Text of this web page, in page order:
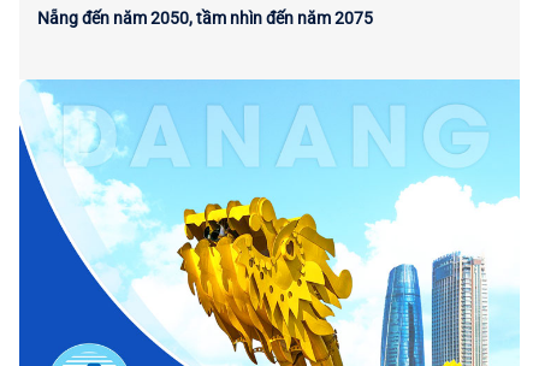
Nẵng đến năm 2050, tầm nhìn đến năm 2075